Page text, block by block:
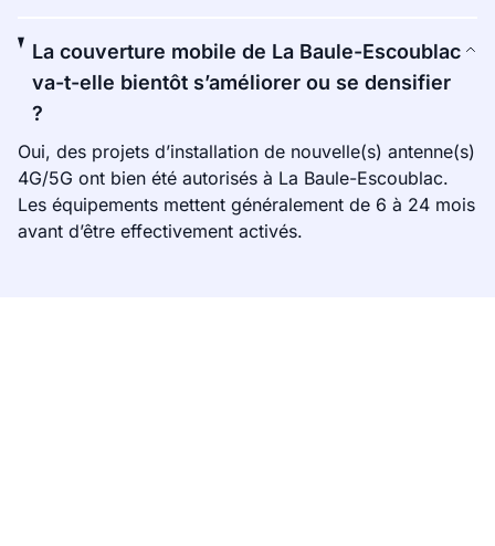
La couverture mobile de La Baule-Escoublac
va-t-elle bientôt s’améliorer ou se densifier
?
Oui, des projets d’installation de nouvelle(s) antenne(s)
4G/5G ont bien été autorisés à La Baule-Escoublac.
Les équipements mettent généralement de 6 à 24 mois
avant d’être effectivement activés.